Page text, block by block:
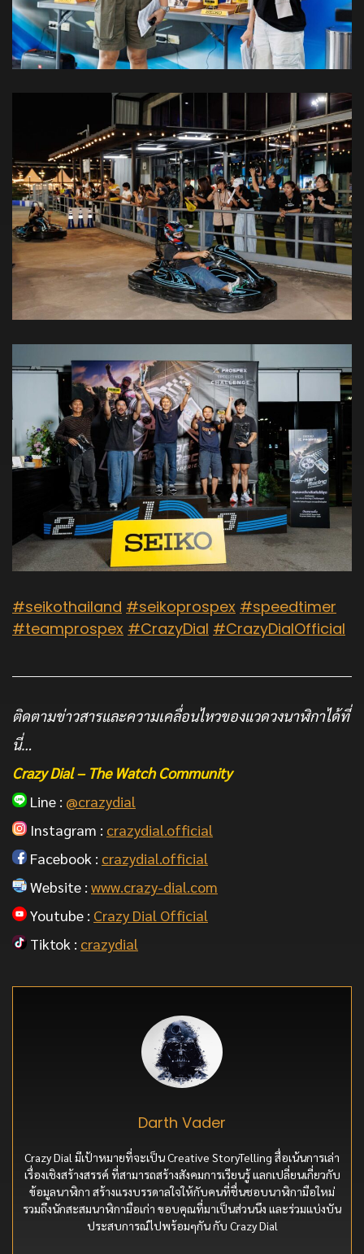
#seikothailand #seikoprospex #speedtimer
#teamprospex #CrazyDial #CrazyDialOfficial
ติดตามข่าวสารและความเคลื่อนไหวของแวดวงนาฬิกาได้ที่
นี่…
Crazy Dial – The Watch Community
Line : @crazydial
Instagram : crazydial.official
Facebook : crazydial.official
Website : www.crazy-dial.com
Youtube : Crazy Dial Official
Tiktok : crazydial
Darth Vader
Crazy Dial มีเป้าหมายที่จะเป็น Creative StoryTelling สื่อเน้นการเล่า
เรื่องเชิงสร้างสรรค์ ที่สามารถสร้างสังคมการเรียนรู้ แลกเปลี่ยนเกี่ยวกับ
ข้อมูลนาฬิกา สร้างแรงบรรดาลใจให้กับคนที่ชื่นชอบนาฬิกามือใหม่
รวมถึงนักสะสมนาฬิกามือเก่า ขอบคุณที่มาเป็นส่วนนึง และร่วมแบ่งบัน
ประสบการณ์ไปพร้อมๆกัน กับ Crazy Dial